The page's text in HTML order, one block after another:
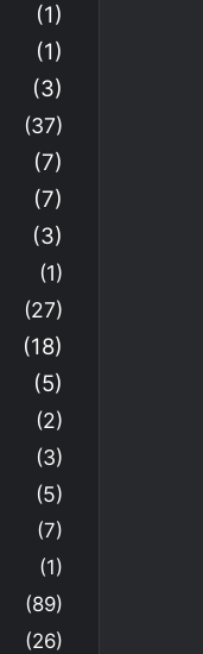
(1)
(1)
(3)
(37)
(7)
(7)
(3)
(1)
(27)
(18)
(5)
(2)
(3)
(5)
(7)
(1)
(89)
(26)